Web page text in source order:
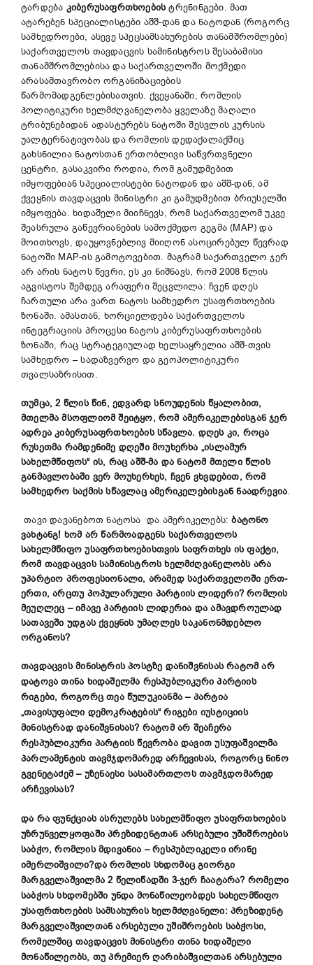
ტარდება კიბერუსაფრთხოებისტრენინგები. მათ
ატარებენ სპეციალისტები აშშ-დან და ნატოდან (როგორც
სამხედროები, ასევე სპეცსამსახურების თანამშრომლები)
საქართველოს თავდაცვის სამინისტროს შესაბამისი
თანამშრომლებისა და საქართველოში მოქმედი
არასამთავრობო ორგანიზაციების
წარმომადგენლებისათვის. ქვეყანაში, რომლის
პოლიტიკური ხელმძღვანელობა ყველაზე მაღალი
ტრიბუნებიდან ადასტურებს ნატოში შესვლის კურსის
უალტერნატივობას და რომლის დედაქალაქშიც
გახსნილია ნატოსთან ერთობლივი საწვრთვნელი
ცენტრი, გასაკვირი როდია, რომ გამუდმებით
იმყოფებიან სპეციალისტები ნატოდან და აშშ-დან, ამ
ქვეყნის თავდაცვის მინისტრი კი გამუდმებით ბრიუსელში
იმყოფება. ხიდაშელი მიიჩნევს, რომ საქართველომ უკვე
შეასრულა გაწევრიანების სამოქმედო გეგმა (MAP) და
მოითხოვს, დაუყოვნებლივ მიიღონ ასოცირებულ წევრად
ნატოში MAP-ის გამოტოვებით. მაგრამ საქართველო ჯერ
არ არის ნატოს წევრი, ეს კი ნიშნავს, რომ 2008 წლის
აგვისტოს შემდეგ არაფერი შეცვლილა: ჩვენ დღეს
ჩართული არა ვართ ნატოს სამხედრო უსაფრთხოების
ზონაში. ამასთან, ხორციელდება საქართველოს
ინტეგრაციის პროცესი ნატოს კიბერუსაფრთხოების
ზონაში, რაც სტრატეგიულად ხელსაყრელია აშშ-თვის
სამხედრო – სადაზვერვო და გეოპოლიტიკური
თვალსაზრისით.
თუმცა, 2 წლის წინ, ედვარდ სნოუდენის წყალობით,
მთელმა მსოფლიომ შეიტყო, რომ ამერიკელებისგან ჯერ
ადრეა კიბერუსაფრთხოების სწავლა. დღეს კი, როცა
რუსეთმა რამდენიმე დღეში მოუხერხა „ისლამურ
სახელმწიფოს“ ის, რაც აშშ-მა და ნატომ მთელი წლის
განმავლობაში ვერ მოუხერხეს, ჩვენ ვხვდებით, რომ
სამხედრო საქმის სწავლაც ამერიკელებისგან ნაადრევია.
თავი დავანებოთ ნატოსა და ამერიკელებს:ბატონო
ვახტანგ! ხომ არ წარმოადგენს საქართველოს
სახელმწიფო უსაფრთხოებისთვის საფრთხეს ის ფაქტი,
რომ თავდაცვის სამინისტროს ხელმძღვანელობს არა
უპარტიო პროფესიონალი, არამედ საქართველოში ერთ-
ერთი, არცთუ პოპულარული პარტიის ლიდერი? რომლის
მეუღლეც – იმავე პარტიის ლიდერია და ამავდროულად
სათავეში უდგას ქვეყნის უმაღლეს საკანონმდებლო
ორგანოს?
თავდაცვის მინისტრის პოსტზე დანიშვნისას რატომ არ
დატოვა თინა ხიდაშელმა რესპუბლიკური პარტიის
რიგები, როგორც თეა წულუკიანმა – პარტია
„თავისუფალი დემოკრატების“ რიგები იუსტიციის
მინისტრად დანიშვნისას? რატომ არ შეაჩერა
რესპუბლიკური პარტიის წევრობა დავით უსუფაშვილმა
პარლამენტის თავმჯდომარედ არჩევისას, როგორც ნინო
გვენეტაძემ – უზენაესი სასამართლოს თავმჯდომარედ
არჩევისას?
და რა ფუნქციას ასრულებს სახელმწიფო უსაფრთხოების
უზრუნველყოფაში პრეზიდენტთან არსებული უშიშროების
საბჭო, რომლის მდივანია – რესპუბლიკელი ირინე
იმერლიშვილი?და რომლის სხდომაც გიორგი
მარგველაშვილმა 2 წელიწადში 3-ჯერ ჩაატარა? რომელი
საბჭოს სხდომებში უნდა მონაწილეობდეს სახელმწიფო
უსაფრთხოების სამსახურის ხელმძღვანელი: პრეზიდენტ
მარგველაშვილთან არსებული უშიშროების საბჭოსი,
რომელშიც თავდაცვის მინისტრი თინა ხიდაშელი
მონაწილეობს, თუ პრემიერ ღარიბაშვილთან არსებული